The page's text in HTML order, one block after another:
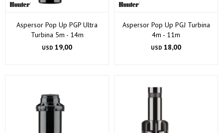
Aspersor Pop Up PGP Ultra
Turbina 5m - 14m
USD 19,00
Aspersor Pop Up PGJ Turbina
4m - 11m
USD 18,00